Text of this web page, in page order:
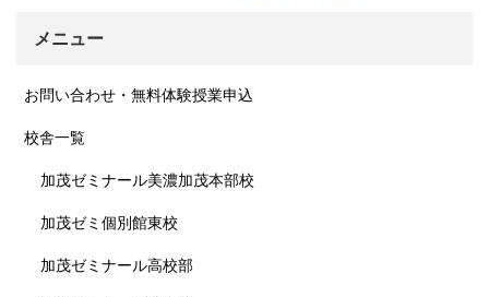
メニュー
お問い合わせ・無料体験授業申込
校舎一覧
加茂ゼミナール美濃加茂本部校
加茂ゼミ個別館東校
加茂ゼミナール高校部